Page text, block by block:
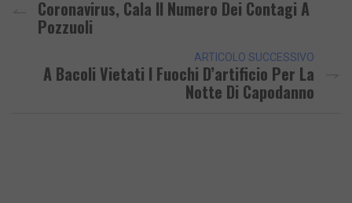
Coronavirus, Cala Il Numero Dei Contagi A
Pozzuoli
ARTICOLO SUCCESSIVO
A Bacoli Vietati I Fuochi D’artificio Per La
Notte Di Capodanno